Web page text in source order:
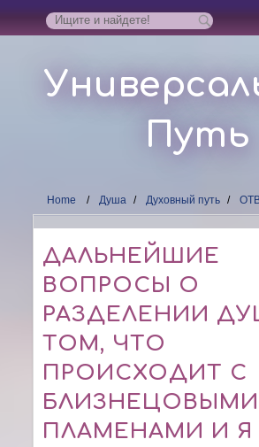
Путь
Home Душа Духовный путь
ДАЛЬНЕЙШИЕ
ВОПРОСЫ О
РАЗДЕЛЕНИИ
ТОМ, ЧТО
ПРОИСХОДИТ С
БЛИЗНЕЦОВЫМИ
ПЛАМЕНАМИ И Я